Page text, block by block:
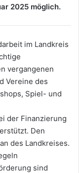
2025 möglich.
im Landkreis
vergangenen
Vereine des
Spiel- und
der Finanzierung
Den
des Landkreises.
sind